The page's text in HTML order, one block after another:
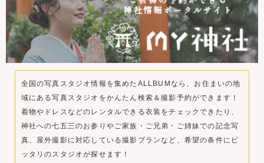
全国の写真スタジオ情報を集めたALLBUMなら、お住まいの地
域にある写真スタジオをかんたん検索＆撮影予約ができます！
着物やドレスなどのレンタルできる衣装をチェックできたり、
神社への七五三のお参りやご家族・ご兄弟・ご姉妹での記念写
真、屋外撮影に対応している撮影プランなど、希望の条件にピ
ッタリのスタジオが探せます！